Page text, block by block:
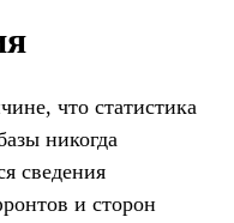
что статистика
никогда
сведения
и сторон